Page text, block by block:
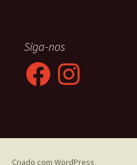
Siga-nos
FacebookInstagram
Criado com WordPress